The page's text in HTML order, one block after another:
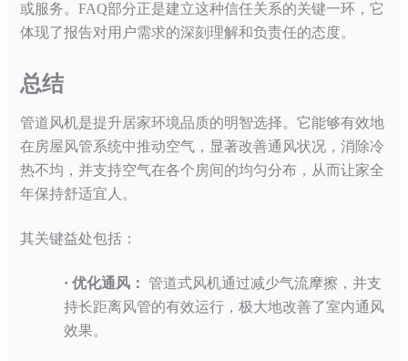
或服务。FAQ部分正是建立这种信任关系的关键一环，它
体现了报告对用户需求的深刻理解和负责任的态度。
总结
管道风机是提升居家环境品质的明智选择。它能够有效地
在房屋风管系统中推动空气，显著改善通风状况，消除冷
热不均，并支持空气在各个房间的均匀分布，从而让家全
年保持舒适宜人。
其关键益处包括：
·优化通风：
管道式风机通过减少气流摩擦，并支
持长距离风管的有效运行，极大地改善了室内通风
效果。